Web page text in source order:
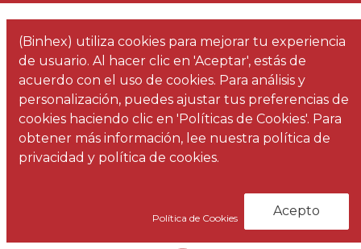
Infografías 3D
(Binhex) utiliza cookies para mejorar tu experiencia
de usuario. Al hacer clic en 'Aceptar', estás de
acuerdo con el uso de cookies. Para análisis y
personalización, puedes ajustar tus preferencias de
cookies haciendo clic en 'Políticas de Cookies'. Para
obtener más información, lee nuestra política de
privacidad y política de cookies.
Política de Cookies Acepto